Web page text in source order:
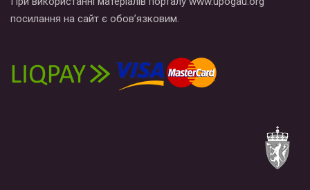
посилання на сайт є обов’язковим.